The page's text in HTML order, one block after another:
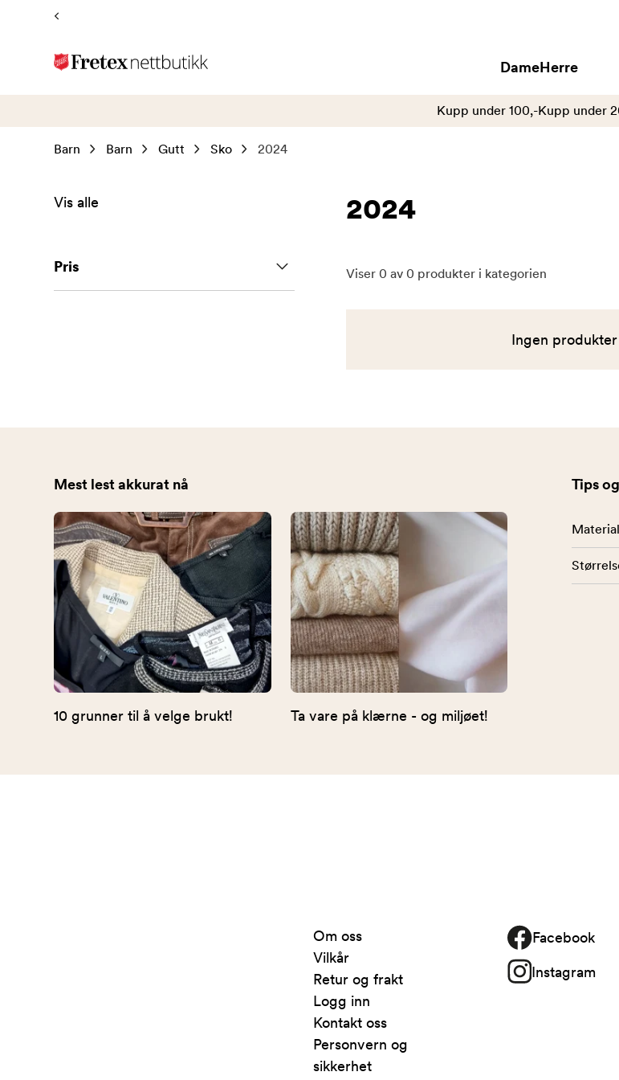
Tilbake
forsiden
DameHerre
Kupp under 100,-Kupp under
Barn Barn Gutt Sko 2024
2024
Vis alle
Pris Viser 0 av 0 produkter i kategorien
Ingen
Mest lest akkurat nå
10 grunner til å velge brukt! Ta vare på klærne - og miljøet!
Tips
Om oss
Vilkår
Retur og frakt
Logg inn
Kontakt oss
Personvern og
sikkerhet
Facebook
Instagram